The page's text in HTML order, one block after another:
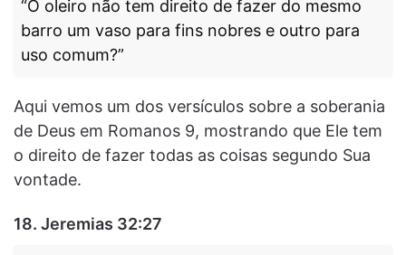
“O oleiro não tem direito de fazer do mesmo
barro um vaso para fins nobres e outro para
uso comum?”
Aqui vemos um dos versículos sobre a soberania
de Deus em Romanos 9, mostrando que Ele tem
o direito de fazer todas as coisas segundo Sua
vontade.
18. Jeremias 32:27